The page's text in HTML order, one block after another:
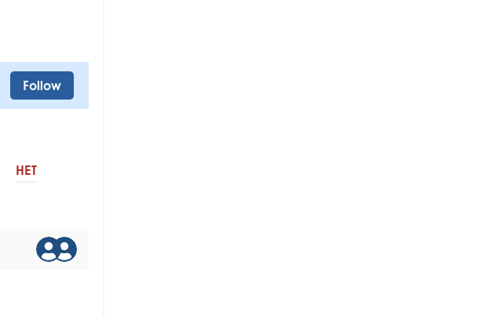
Follow
HET